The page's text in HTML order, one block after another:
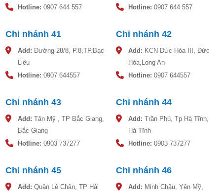
Thiết kế đa dạng: Kiểu dáng bồn đứng, bồn ngang phù hợp
Dịch vụ chuyên nghiệp:
Hotline: 0907 644 557
Hotline: 0907 644 557
Chi nhánh 41
Add: Đường 28/8, P.8,TP.Bạc
Liêu
Hotline: 0907 644557
Chi nhánh 42
Add: KCN Đức Hòa III, Đức
Hòa,Long An
Hotline: 0907 644557
Chi nhánh 43
Add: Tân Mỹ , TP Bắc Giang,
Bắc Giang
Hotline: 0903 737277
Chi nhánh 44
Add: Trần Phú, Tp Hà Tĩnh,
Hà Tĩnh
Hotline: 0903 737277
Chi nhánh 45
Add: Quận Lê Chân, TP Hải
Chi nhánh 46
Add: Minh Châu, Yên Mỹ,